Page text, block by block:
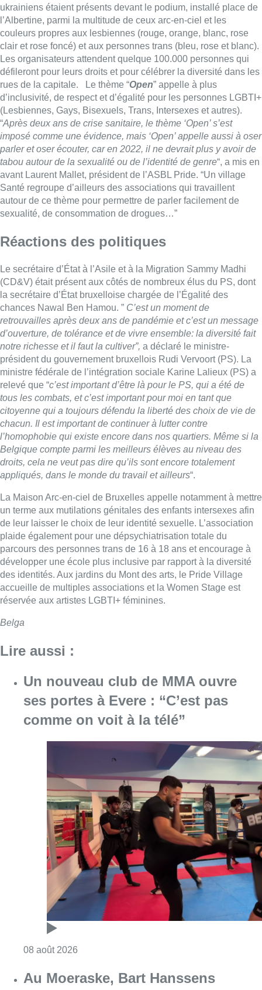
ukrainiens étaient présents devant le podium, installé place de
l’Albertine, parmi la multitude de ceux arc-en-ciel et les
couleurs propres aux lesbiennes (rouge, orange, blanc, rose
clair et rose foncé) et aux personnes trans (bleu, rose et blanc).
Les organisateurs attendent quelque 100.000 personnes qui
défileront pour leurs droits et pour célébrer la diversité dans les
rues de la capitale. Le thème “Open” appelle à plus
d’inclusivité, de respect et d’égalité pour les personnes LGBTI+
(Lesbiennes, Gays, Bisexuels, Trans, Intersexes et autres).
“Après deux ans de crise sanitaire, le thème ‘Open’ s’est
imposé comme une évidence, mais ‘Open’ appelle aussi à oser
parler et oser écouter, car en 2022, il ne devrait plus y avoir de
tabou autour de la sexualité ou de l’identité de genre“, a mis en
avant Laurent Mallet, président de l’ASBL Pride. “Un village
Santé regroupe d’ailleurs des associations qui travaillent
autour de ce thème pour permettre de parler facilement de
sexualité, de consommation de drogues…”
Réactions des politiques
Le secrétaire d’État à l’Asile et à la Migration Sammy Madhi
(CD&V) était présent aux côtés de nombreux élus du PS, dont
la secrétaire d’État bruxelloise chargée de l’Égalité des
chances Nawal Ben Hamou. ” C’est un moment de
retrouvailles après deux ans de pandémie et c’est un message
d’ouverture, de tolérance et de vivre ensemble: la diversité fait
notre richesse et il faut la cultiver”, a déclaré le ministre-
président du gouvernement bruxellois Rudi Vervoort (PS). La
ministre fédérale de l’intégration sociale Karine Lalieux (PS) a
relevé que “c’est important d’être là pour le PS, qui a été de
tous les combats, et c’est important pour moi en tant que
citoyenne qui a toujours défendu la liberté des choix de vie de
chacun. Il est important de continuer à lutter contre
l’homophobie qui existe encore dans nos quartiers. Même si la
Belgique compte parmi les meilleurs élèves au niveau des
droits, cela ne veut pas dire qu’ils sont encore totalement
appliqués, dans le monde du travail et ailleurs“.
La Maison Arc-en-ciel de Bruxelles appelle notamment à mettre
un terme aux mutilations génitales des enfants intersexes afin
de leur laisser le choix de leur identité sexuelle. L’association
plaide également pour une dépsychiatrisation totale du
parcours des personnes trans de 16 à 18 ans et encourage à
développer une école plus inclusive par rapport à la diversité
des identités. Aux jardins du Mont des arts, le Pride Village
accueille de multiples associations et la Women Stage est
réservée aux artistes LGBTI+ féminines.
Belga
Lire aussi :
Un nouveau club de MMA ouvre
ses portes à Evere : “C’est pas
comme on voit à la télé”
08 août 2026
Au Moeraske, Bart Hanssens